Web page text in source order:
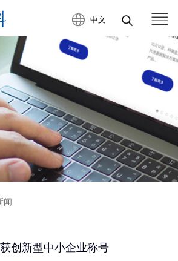
中文
闻
创新型中小企业称号